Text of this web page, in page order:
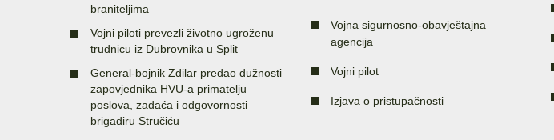
braniteljima
Vojni piloti prevezli životno ugroženu
trudnicu iz Dubrovnika u Split
General-bojnik Zdilar predao dužnosti
zapovjednika HVU-a primatelju
poslova, zadaća i odgovornosti
brigadiru Stručiću
Vojna sigurnosno-obavještajna
agencija
Vojni pilot
Izjava o pristupačnosti